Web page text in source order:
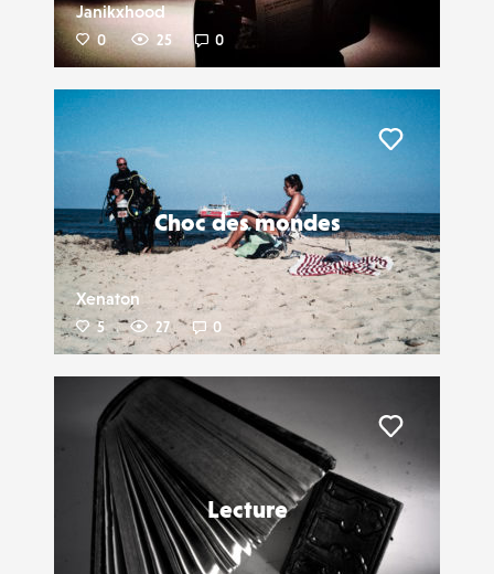
Janikxhood
0 25 0
Choc des mondes
Xenaton
5 27 0
Lecture